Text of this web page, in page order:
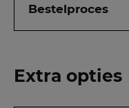
Bestelproces
Extra opties